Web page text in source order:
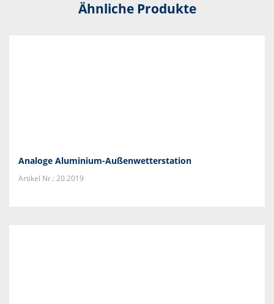
Ähnliche Produkte
Analoge Aluminium-Außenwetterstation
Artikel Nr.: 20.2019